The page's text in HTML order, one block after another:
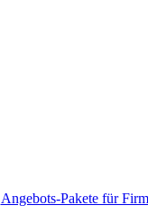
Angebots-Pakete für